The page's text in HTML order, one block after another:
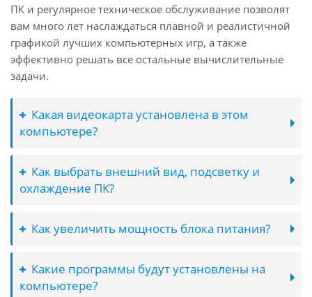
ПК и регулярное техническое обслуживание позволят
вам много лет наслаждаться плавной и реалистичной
графикой лучших компьютерных игр, а также
эффективно решать все остальные вычислительные
задачи.
Какая видеокарта установлена в этом
компьютере?
Как выбрать внешний вид, подсветку и
охлаждение ПК?
Как увеличить мощность блока питания?
Какие программы будут установлены на
компьютере?